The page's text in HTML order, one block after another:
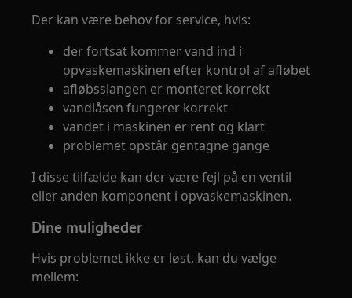
Der kan være behov for service, hvis:
der fortsat kommer vand ind i
opvaskemaskinen efter kontrol af afløbet
afløbsslangen er monteret korrekt
vandlåsen fungerer korrekt
vandet i maskinen er rent og klart
problemet opstår gentagne gange
I disse tilfælde kan der være fejl på en ventil
eller anden komponent i opvaskemaskinen.
Dine muligheder
Hvis problemet ikke er løst, kan du vælge
mellem: